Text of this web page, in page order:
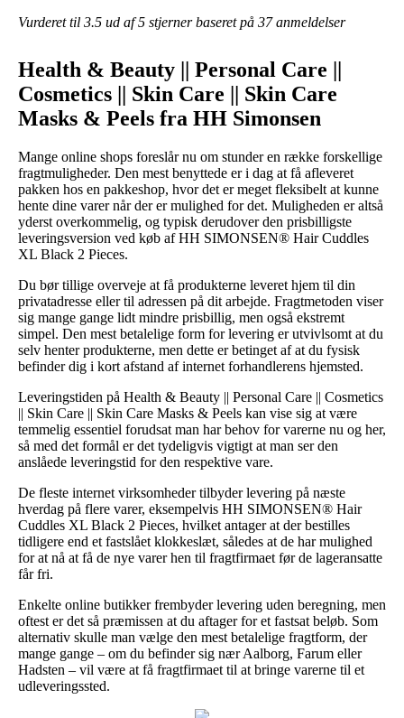
Vurderet til 3.5 ud af 5 stjerner baseret på 37anmeldelser
Health & Beauty || Personal Care ||
Cosmetics || Skin Care || Skin Care
Masks & Peels fra HH Simonsen
Mange online shops foreslår nu om stunder en række forskellige
fragtmuligheder. Den mest benyttede er i dag at få afleveret
pakken hos en pakkeshop, hvor det er meget fleksibelt at kunne
hente dine varer når der er mulighed for det. Muligheden er altså
yderst overkommelig, og typisk derudover den prisbilligste
leveringsversion ved køb af HH SIMONSEN® Hair Cuddles
XL Black 2 Pieces.
Du bør tillige overveje at få produkterne leveret hjem til din
privatadresse eller til adressen på dit arbejde. Fragtmetoden viser
sig mange gange lidt mindre prisbillig, men også ekstremt
simpel. Den mest betalelige form for levering er utvivlsomt at du
selv henter produkterne, men dette er betinget af at du fysisk
befinder dig i kort afstand af internet forhandlerens hjemsted.
Leveringstiden på Health & Beauty || Personal Care || Cosmetics
|| Skin Care || Skin Care Masks & Peels kan vise sig at være
temmelig essentiel forudsat man har behov for varerne nu og her,
så med det formål er det tydeligvis vigtigt at man ser den
anslåede leveringstid for den respektive vare.
De fleste internet virksomheder tilbyder levering på næste
hverdag på flere varer, eksempelvis HH SIMONSEN® Hair
Cuddles XL Black 2 Pieces, hvilket antager at der bestilles
tidligere end et fastslået klokkeslæt, således at de har mulighed
for at nå at få de nye varer hen til fragtfirmaet før de lageransatte
får fri.
Enkelte online butikker frembyder levering uden beregning, men
oftest er det så præmissen at du aftager for et fastsat beløb. Som
alternativ skulle man vælge den mest betalelige fragtform, der
mange gange – om du befinder sig nær Aalborg, Farum eller
Hadsten – vil være at få fragtfirmaet til at bringe varerne til et
udleveringssted.